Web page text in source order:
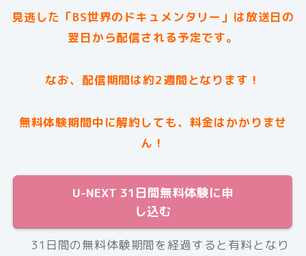
見逃した「BS世界のドキュメンタリー」は放送日の
翌日から配信される予定です。
なお、配信期間は約2週間となります！
無料体験期間中に解約しても、料金はかかりませ
ん！
U-NEXT 31日間無料体験に申
し込む
31日間の無料体験期間を経過すると有料となり